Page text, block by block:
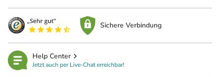
Sichere Verbindung
Help Center
Jetzt auch per Live-Chat erreichbar!